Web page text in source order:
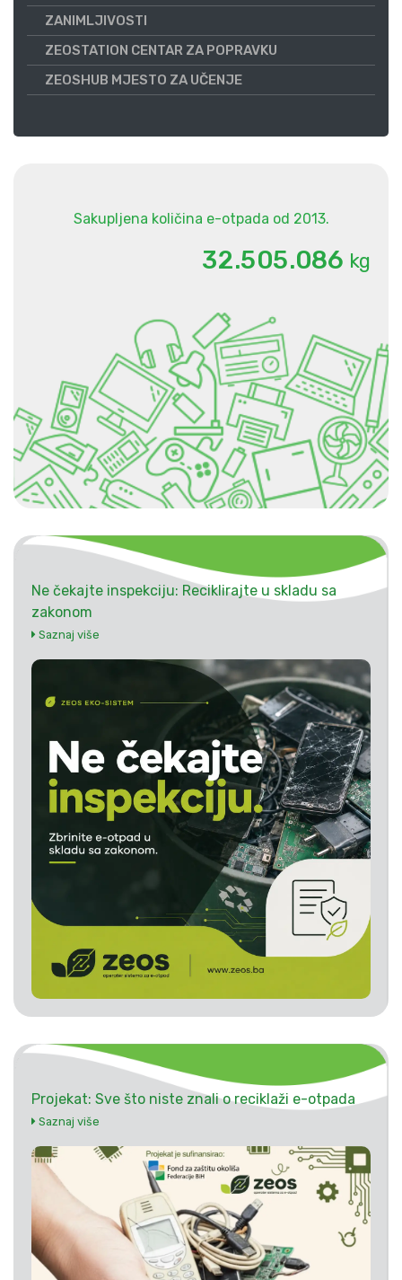
ZANIMLJIVOSTI
ZEOSTATION CENTAR ZA POPRAVKU
ZEOSHUB MJESTO ZA UČENJE
Sakupljena količina e-otpada od 2013.
32.505.086 kg
Ne čekajte inspekciju: Reciklirajte u skladu sa
zakonom
Saznaj više
Projekat: Sve što niste znali o reciklaži e-otpada
Saznaj više